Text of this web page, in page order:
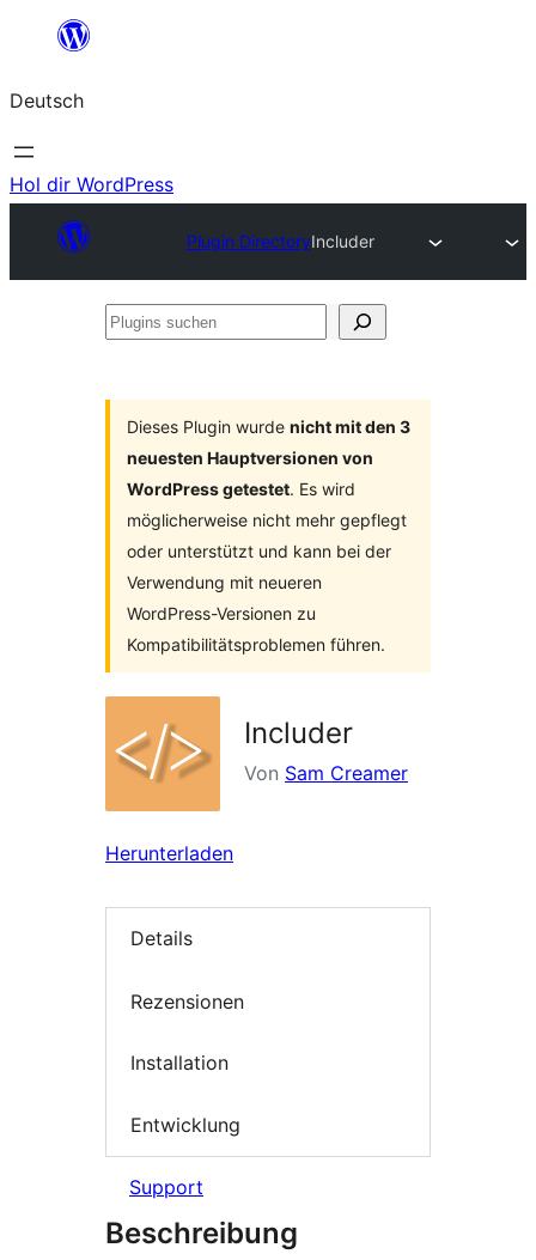
springen
Deutsch
Hol dir WordPress
Plugin DirectoryIncluder
Plugins
Dieses Plugin wurde nicht mit den 3
neuesten Hauptversionen von
WordPress getestet. Es wird
möglicherweise nicht mehr gepflegt
oder unterstützt und kann bei der
Verwendung mit neueren
WordPress-Versionen zu
Kompatibilitätsproblemen führen.
Includer
Von Sam Creamer
Herunterladen
Details
Rezensionen
Installation
Entwicklung
Support
Beschreibung